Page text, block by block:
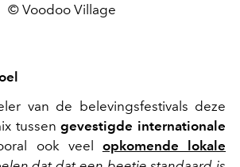
© Voodoo Village
van de belevingsfestivals deze
tussengevestigde internationale
ook veel opkomende lokale